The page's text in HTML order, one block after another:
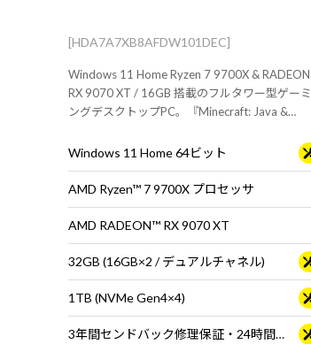
[HDA7A7XB8AFDW101DEC]
Windows 11 Home Ryzen 7 9700X & RADEON
RX 9070 XT / 16GB 搭載のフルタワー型ゲーミ
ングデスクトップPC。『Minecraft: Java &
ス・キーボードは別売りです
Windows 11 Home 64ビット
AMD Ryzen™ 7 9700X プロセッサ
AMD RADEON™ RX 9070 XT
32GB (16GB×2 / デュアルチャネル)
1TB (NVMe Gen4×4)
3年間センドバック修理保証・24時間×365日電話サポート